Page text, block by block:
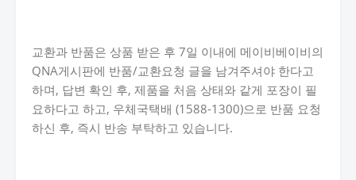
교환과 반품은 상품 받은 후 7일 이내에 메이비베이비의
QNA게시판에 반품/교환요청 글을 남겨주셔야 한다고
하며, 답변 확인 후, 제품을 처음 상태와 같게 포장이 필
요하다고 하고, 우체국택배 (1588-1300)으로 반품 요청
하신 후, 즉시 반송 부탁하고 있습니다.